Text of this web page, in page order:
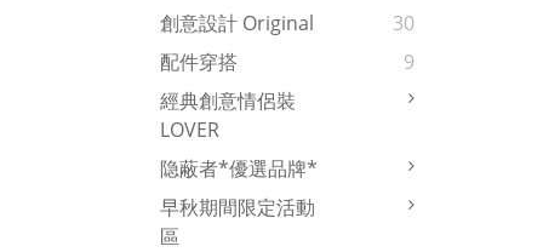
創意設計 Original
30
配件穿搭
9
經典創意情侶裝
LOVER
隐蔽者*優選品牌*
早秋期間限定活動
區